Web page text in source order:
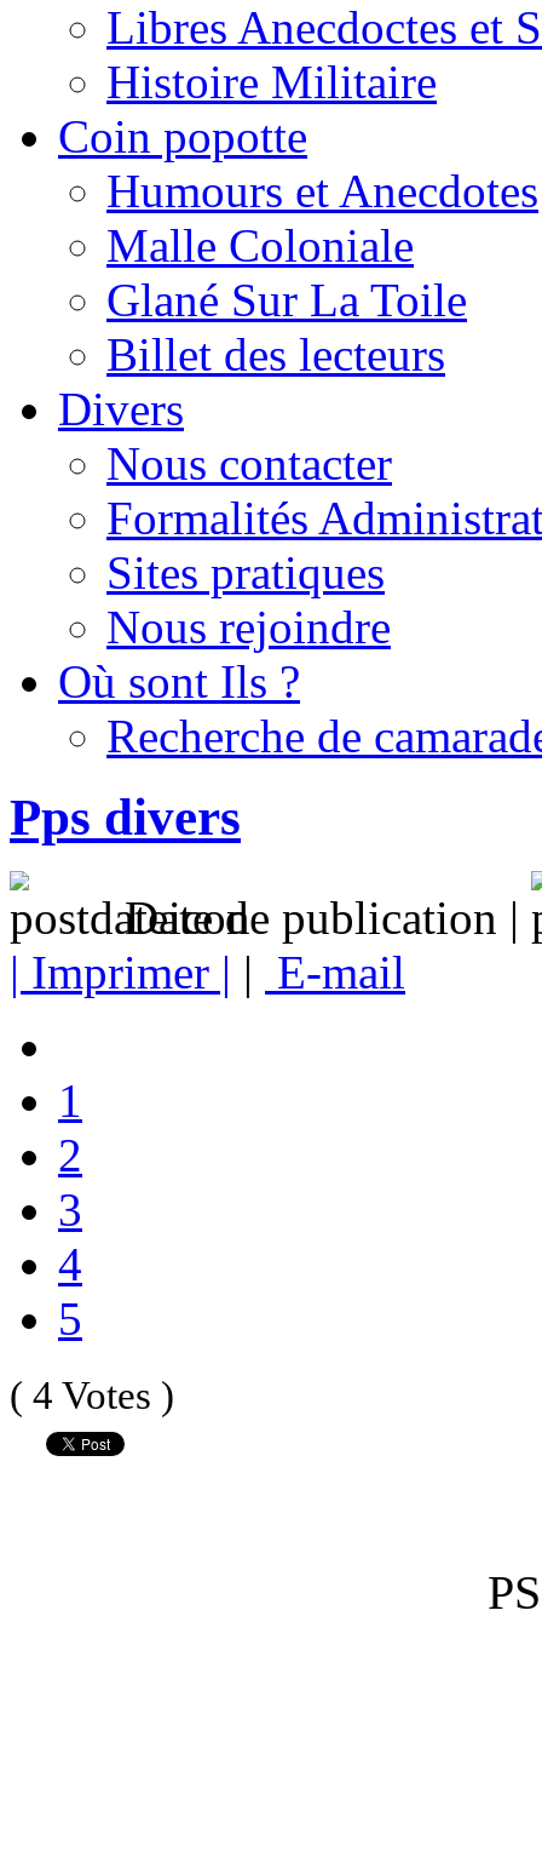
Libres Anecdoctes et
Histoire Militaire
Coin popotte
Humours et Anecdotes
Malle Coloniale
Glané Sur La Toile
Billet des lecteurs
Divers
Nous contacter
Formalités
Sites pratiques
Nous rejoindre
Où sont Ils ?
Recherche de
Pps divers
Date de publication |
| Imprimer | | E-mail
1
2
3
4
5
( 4 Votes )